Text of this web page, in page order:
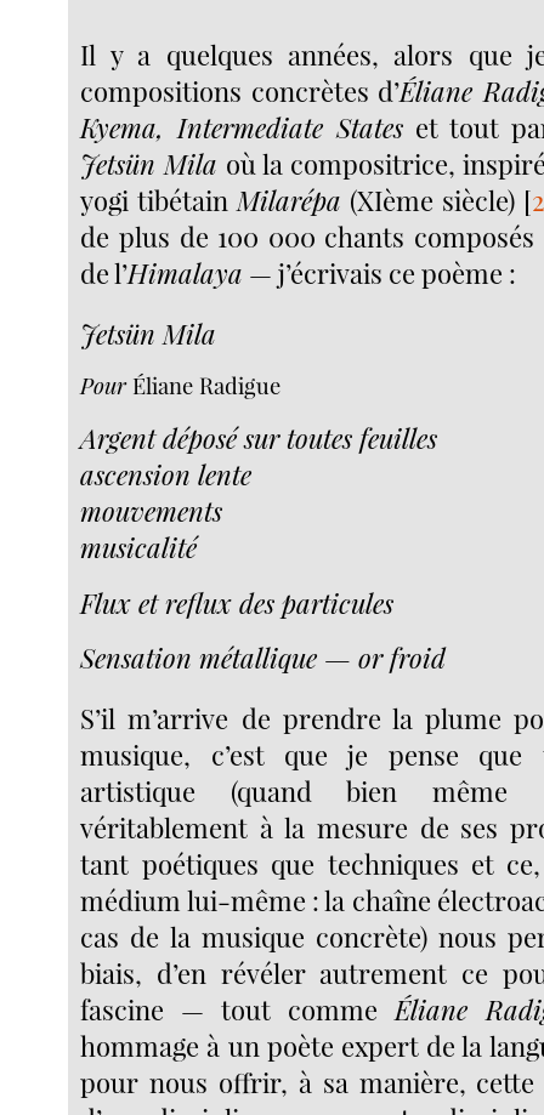
Il y a quelques années, alors que
compositions concrètes d’Éliane
Kyema, Intermediate Stateset tout
Jetsün Mila où la compositrice,
yogi tibétainMilarépa (XIème siècle) [
de plus de 100 000 chants
de l’Himalaya — j’écrivais ce poème :
Jetsün Mila
PourÉliane Radigue
Argent déposé sur toutes feuilles
ascension lente
mouvements
musicalité
Flux et reflux des particules
Sensation métallique — or froid
S’il m’arrive de prendre la plume
musique, c’est que je pense que
artistique (quand bien même
véritablement à la mesure de ses
tant poétiques que techniques et
médium lui-même : la chaîne
cas de la musique concrète) nous
biais, d’en révéler autrement ce
fascine — tout comme Éliane
hommage à un poète expert de la
pour nous offrir, à sa manière, cette